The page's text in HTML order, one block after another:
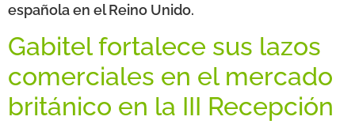
española en el Reino Unido.
Gabitel fortalece sus lazos
comerciales en el mercado
británico en la III Recepción